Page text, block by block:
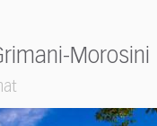
Morosini